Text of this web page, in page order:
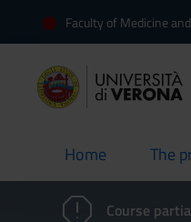
Faculty of Medicine
Home
current The
Course